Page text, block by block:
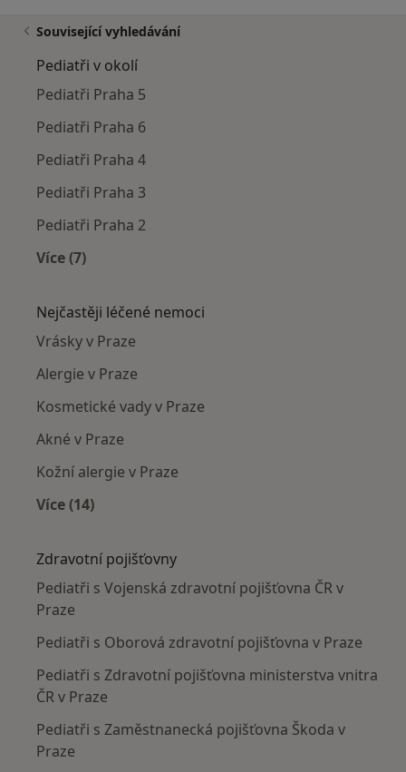
Související vyhledávání
Pediatři v okolí
Pediatři Praha 5
Pediatři Praha 6
Pediatři Praha 4
Pediatři Praha 3
Pediatři Praha 2
Více (7)
Nejčastěji léčené nemoci
Vrásky v Praze
Alergie v Praze
Kosmetické vady v Praze
Akné v Praze
Kožní alergie v Praze
Více (14)
Zdravotní pojišťovny
Pediatři s Vojenská zdravotní pojišťovna ČR v
Praze
Pediatři s Oborová zdravotní pojišťovna v Praze
Pediatři s Zdravotní pojišťovna ministerstva vnitra
ČR v Praze
Pediatři s Zaměstnanecká pojišťovna Škoda v
Praze